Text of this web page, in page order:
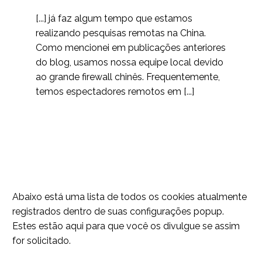
UX
2
01 abr 2020
Pesquisa UX generativa
- descoberta da
tradução para o design
3
Design de UX ético
2
01 out 2023
se não houver um
relatório?
Eliminando as
diferenças culturais ao
fazer uma marcação
global
5
12 atrás 2020
UX Research entrega
[...] já faz algum tempo que estamos
realizando pesquisas remotas na China.
Como mencionei em publicações anteriores
do blog, usamos nossa equipe local devido
ao grande firewall chinês. Frequentemente,
temos espectadores remotos em [...]
Abaixo está uma lista de todos os cookies atualmente
registrados dentro de suas configurações popup.
Estes estão aqui para que você os divulgue se assim
for solicitado.